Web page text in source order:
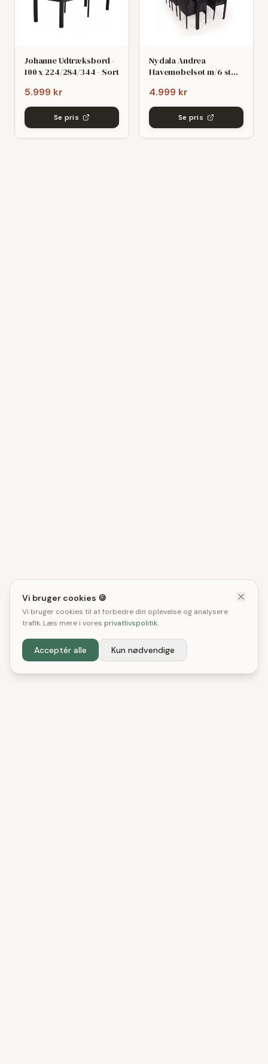
Johanne Udtræksbord -
100 x 224/284/344 - Sort
5.999 kr
Se pris
Nydala Andrea
Havemøbelsøt m/6 stole
grø/Sort
4.999 kr
Se pris
Vi bruger cookies 🍪
Vi bruger cookies til at forbedre din oplevelse og analysere
trafik. Læs mere i vores privatlivspolitik.
Acceptér alle Kun nødvendige